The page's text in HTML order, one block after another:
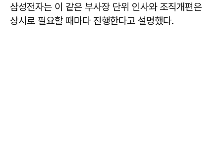
삼성전자는 이 같은 부사장 단위 인사와 조직개편은
상시로 필요할 때마다 진행한다고 설명했다.